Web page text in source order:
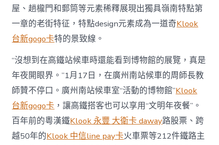
圓
年〉
中
屋、趟櫳門和郵筒等元素稀釋展現出獨具嶺南特點第
一章的老街特征，特點design元素成為一道奇Klook
台新gogo卡特的景致線。
“沒想到在高鐵站候車時還能看到博物館的展覽，真是
年夜開眼界。”1月17日，在廣州南站候車的周師長教
師贊不停口。廣州南站候車室“活動的博物館”Klook
台新gogo卡 ，讓高鐵搭客也可以享用“文明年夜餐”。
百年前的粵漢鐵Klook 永豐 大衛卡 daway路股票、跨
越50年的Klook 中信line pay卡火車票等212件鐵路主